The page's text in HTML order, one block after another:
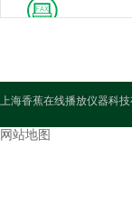
上海香蕉在线播放仪器科技
网站地图